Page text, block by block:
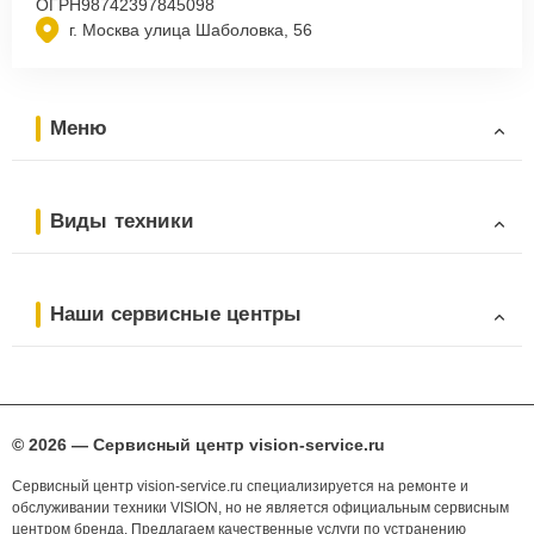
г. Москва улица Шаболовка, 56
ОГРН98742397845098
Меню
Виды техники
Наши сервисные центры
© 2026 — Сервисный центр vision-service.ru
Сервисный центр vision-service.ru специализируется на ремонте и
обслуживании техники VISION, но не является официальным сервисным
центром бренда. Предлагаем качественные услуги по устранению